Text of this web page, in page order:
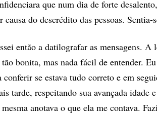
que num dia de forte
causa do descrédito das pessoas.
então a datilografar as mensagens.
tão bonita, mas nada fácil de entender.
conferir se estava tudo correto e em
tarde, respeitando sua avançada idade
anotava o que ela me contava.